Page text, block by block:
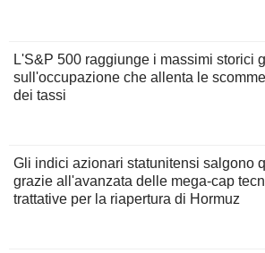
L'S&P 500 raggiunge i massimi storici
sull'occupazione che allenta le
dei tassi
Gli indici azionari statunitensi salgono
grazie all'avanzata delle mega-cap
trattative per la riapertura di Hormuz